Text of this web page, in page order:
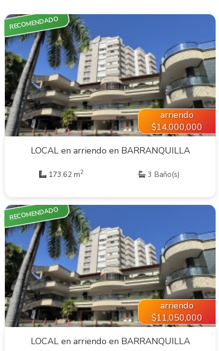
VER INMUEBLE
RECOMENDADO
arriendo
$14,000,000
LOCAL en arriendo en BARRANQUILLA
173.62 m2 3 Baño(s)
VER INMUEBLE
RECOMENDADO
arriendo
$11,050,000
LOCAL en arriendo en BARRANQUILLA